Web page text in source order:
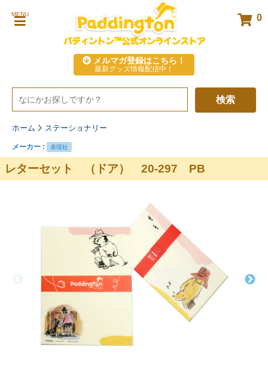
MENU 0
パディントン™公式オンラインストア
メルマガ登録はこちら！
最新グッズ情報配信中！
検索
ホーム ステーショナリー
メーカー : 表現社
レターセット （ドア） 20-297 PB